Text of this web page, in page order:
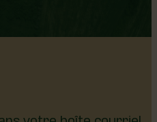
votre boîte courriel